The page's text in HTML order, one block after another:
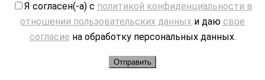
Я согласен(-а) с политикой конфиденциальности в
отношении пользовательских данных и даю свое
согласие на обработку персональных данных.